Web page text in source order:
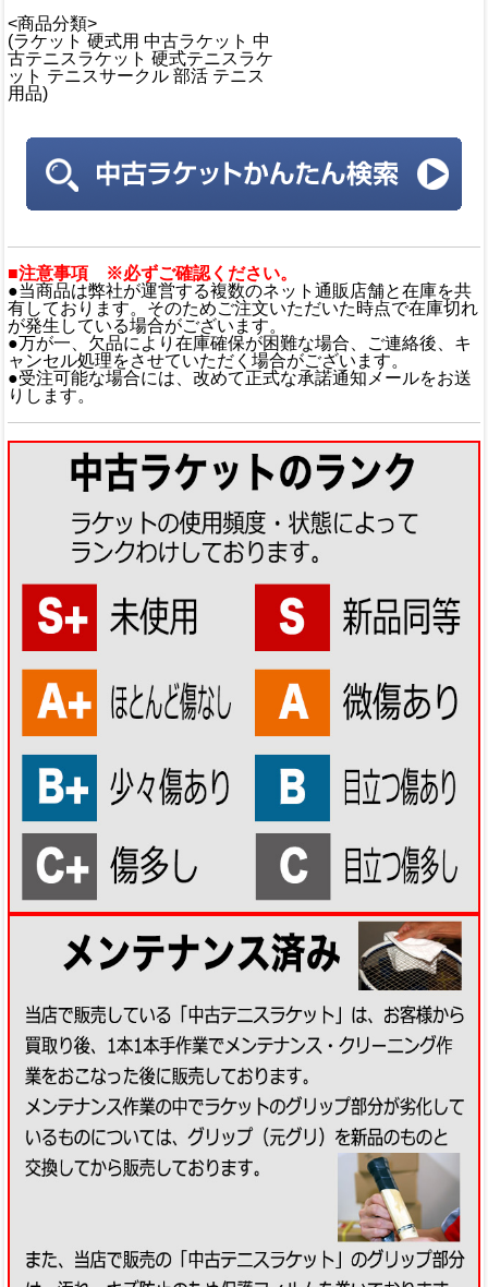
<商品分類>
(ラケット 硬式用 中古ラケット 中
古テニスラケット 硬式テニスラケ
ット テニスサークル 部活 テニス
用品)
■注意事項 ※必ずご確認ください。
●当商品は弊社が運営する複数のネット通販店舗と在庫を共
有しております。そのためご注文いただいた時点で在庫切れ
が発生している場合がございます。
●万が一、欠品により在庫確保が困難な場合、ご連絡後、キ
ャンセル処理をさせていただく場合がございます。
●受注可能な場合には、改めて正式な承諾通知メールをお送
りします。